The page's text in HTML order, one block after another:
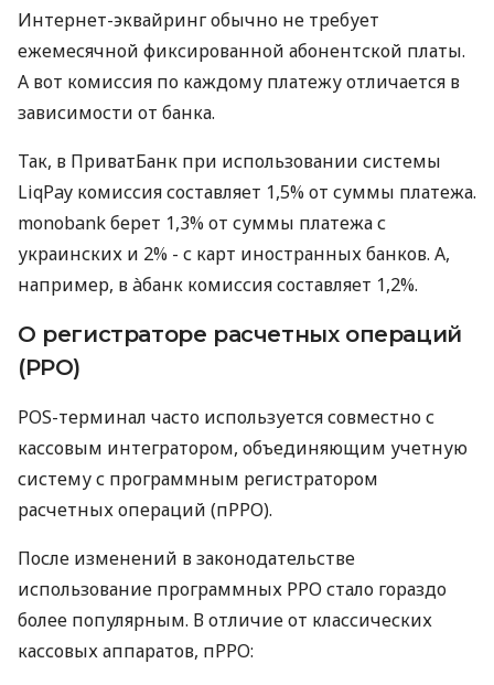
Интернет-эквайринг обычно не требует
ежемесячной фиксированной абонентской платы.
А вот комиссия по каждому платежу отличается в
зависимости от банка.
Так, в ПриватБанк при использовании системы
LiqPay комиссия составляет 1,5% от суммы платежа.
monobank берет 1,3% от суммы платежа с
украинских и 2% - с карт иностранных банков. А,
например, в àбанк комиссия составляет 1,2%.
О регистраторе расчетных операций
(РРО)
POS-терминал часто используется совместно с
кассовым интегратором, объединяющим учетную
систему с программным регистратором
расчетных операций (пРРО).
После изменений в законодательстве
использование программных РРО стало гораздо
более популярным. В отличие от классических
кассовых аппаратов, пРРО: